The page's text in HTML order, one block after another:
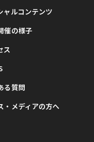
ャルコンテンツ
催の様子
ス
る質問
・メディアの方へ